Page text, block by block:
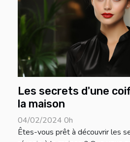
Les secrets d'une
la maison
04/02/2024 0h
Êtes-vous prêt à découvrir les